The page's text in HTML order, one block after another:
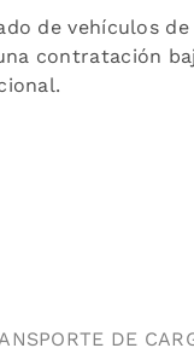
de vehículos
contratación
DE